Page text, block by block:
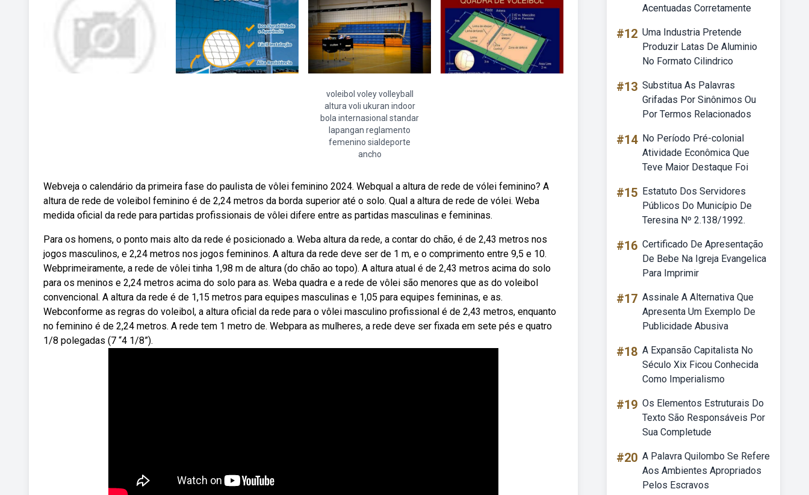
voleibol voley volleyball
altura voli ukuran indoor
bola internasional standar
lapangan reglamento
femenino sialdeporte
ancho
Webveja o calendário da primeira fase do paulista de vôlei feminino 2024. Webqual a altura de rede de vólei feminino? A
altura de rede de voleibol feminino é de 2,24 metros da borda superior até o solo. Qual a altura de rede de vólei. Weba
medida oficial da rede para partidas profissionais de vôlei difere entre as partidas masculinas e femininas.
Para os homens, o ponto mais alto da rede é posicionado a. Weba altura da rede, a contar do chão, é de 2,43 metros nos
jogos masculinos, e 2,24 metros nos jogos femininos. A altura da rede deve ser de 1 m, e o comprimento entre 9,5 e 10.
Webprimeiramente, a rede de vôlei tinha 1,98 m de altura (do chão ao topo). A altura atual é de 2,43 metros acima do solo
para os meninos e 2,24 metros acima do solo para as. Weba quadra e a rede de vôlei são menores que as do voleibol
convencional. A altura da rede é de 1,15 metros para equipes masculinas e 1,05 para equipes femininas, e as.
Webconforme as regras do voleibol, a altura oficial da rede para o vôlei masculino profissional é de 2,43 metros, enquanto
no feminino é de 2,24 metros. A rede tem 1 metro de. Webpara as mulheres, a rede deve ser fixada em sete pés e quatro
1/8 polegadas (7 “4 1/8”).
Acentuadas Corretamente
#12 Uma Industria Pretende
Produzir Latas De Aluminio
No Formato Cilindrico
#13 Substitua As Palavras
Grifadas Por Sinônimos Ou
Por Termos Relacionados
#14 No Período Pré-colonial
Atividade Econômica Que
Teve Maior Destaque Foi
#15 Estatuto Dos Servidores
Públicos Do Município De
Teresina Nº 2.138/1992.
#16 Certificado De Apresentação
De Bebe Na Igreja Evangelica
Para Imprimir
#17 Assinale A Alternativa Que
Apresenta Um Exemplo De
Publicidade Abusiva
#18 A Expansão Capitalista No
Século Xix Ficou Conhecida
Como Imperialismo
#19 Os Elementos Estruturais Do
Texto São Responsáveis Por
Sua Completude
#20 A Palavra Quilombo Se Refere
Aos Ambientes Apropriados
Pelos Escravos